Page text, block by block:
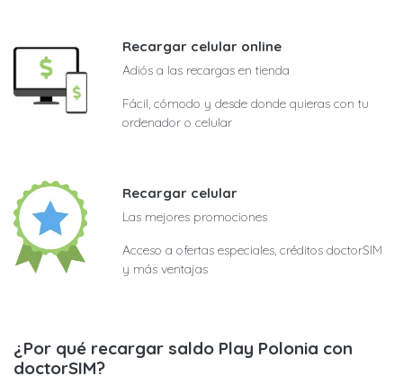
Recargar celular online
Adiós a las recargas en tienda
Fácil, cómodo y desde donde quieras con tu
ordenador o celular
Recargar celular
Las mejores promociones
Acceso a ofertas especiales, créditos doctorSIM
y más ventajas
¿Por qué recargar saldo Play Polonia con
doctorSIM?